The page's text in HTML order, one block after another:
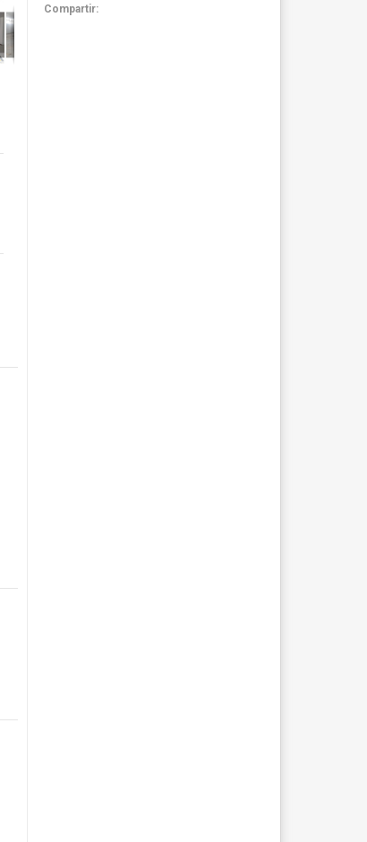
Compartir: